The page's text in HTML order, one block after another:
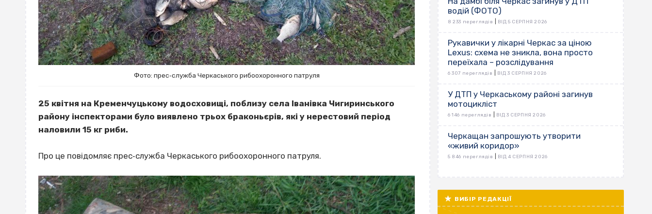
Фото: прес‐служба Черкаського рибоохоронного патруля
25 квітня на Кременчуцькому водосховищі, поблизу села Іванівка Чигиринського
району інспекторами було виявлено трьох браконьєрів, які у нерестовий період
наловили 15 кг риби.
Про це повідомляє прес‐служба Черкаського рибоохоронного патруля.
водій (ФОТО)
8 233 переглядів ВІД 5 СЕРПНЯ 2026
Рукавички у лікарні Черкас за ціною
Lexus: схема не зникла, вона просто
переїхала – розслідування
6 307 переглядів ВІД 3 СЕРПНЯ 2026
У ДТП у Черкаському районі загинув
мотоцикліст
6 146 переглядів ВІД 3 СЕРПНЯ 2026
Черкащан запрошують утворити
«живий коридор»
5 846 переглядів ВІД 4 СЕРПНЯ 2026
ВИБІР РЕДАКЦІЇ